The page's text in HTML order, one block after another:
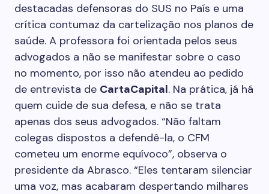
destacadas defensoras do SUS no País e uma
crítica contumaz da cartelização nos planos de
saúde. A professora foi orientada pelos seus
advogados a não se manifestar sobre o caso
no momento, por isso não atendeu ao pedido
de entrevista de CartaCapital. Na prática, já há
quem cuide de sua defesa, e não se trata
apenas dos seus advogados. “Não faltam
colegas dispostos a defendê-la, o CFM
cometeu um enorme equívoco”, observa o
presidente da Abrasco. “Eles tentaram silenciar
uma voz, mas acabaram despertando milhares